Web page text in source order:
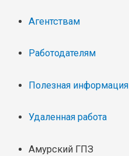
Агентствам
Работодателям
Полезная информация
Удаленная работа
Амурский ГПЗ